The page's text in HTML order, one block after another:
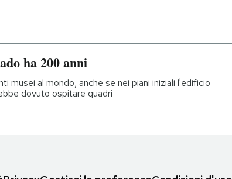
ha 200 anni
musei al mondo, anche se nei piani iniziali l'edificio
dovuto ospitare quadri